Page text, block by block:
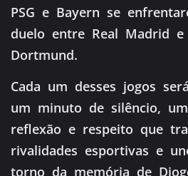
PSG e Bayern se
duelo entre Real Madrid e
Dortmund.
Cada um desses jogos
um minuto de silêncio,
reflexão e respeito que
rivalidades esportivas e
torno da memória de